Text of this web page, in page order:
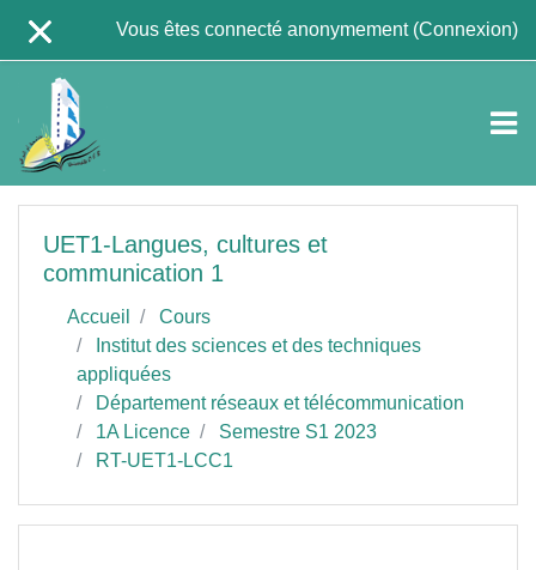
Vous êtes connecté anonymement (Connexion)
UET1-Langues, cultures et
communication 1
Accueil
Cours
Institut des sciences et des techniques
appliquées
Département réseaux et télécommunication
1A Licence
Semestre S1 2023
RT-UET1-LCC1